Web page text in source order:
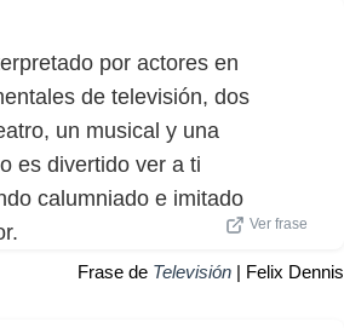
por actores en
de televisión, dos
un musical y una
es divertido ver a ti
calumniado e imitado
Ver frase
Frase de Televisión | Felix Dennis